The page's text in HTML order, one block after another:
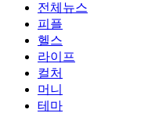
전체뉴스
피플
헬스
라이프
컬처
머니
테마